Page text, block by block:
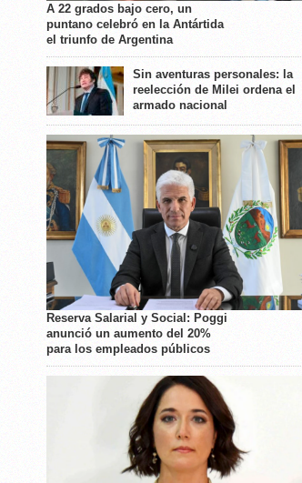
A 22 grados bajo cero, un
puntano celebró en la Antártida
el triunfo de Argentina
Sin aventuras personales: la
reelección de Milei ordena el
armado nacional
Reserva Salarial y Social: Poggi
anunció un aumento del 20%
para los empleados públicos